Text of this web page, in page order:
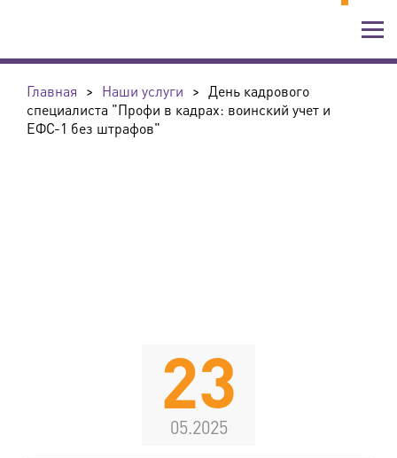
Главная > Наши услуги > День кадрового
специалиста "Профи в кадрах: воинский учет и
ЕФС-1 без штрафов"
23
05.2025